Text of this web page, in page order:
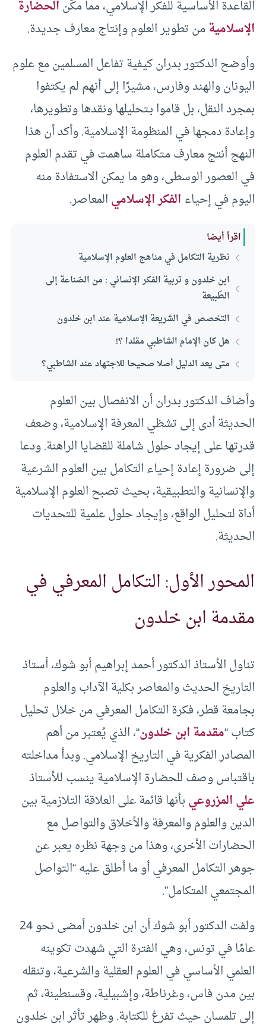
القاعدة الأساسية للفكر الإسلامي، مما مكّنالحضارة
الإسلاميةمن تطوير العلوم وإنتاج معارف جديدة.
وأوضح الدكتور بدران كيفية تفاعل المسلمين مع علوم
اليونان والهند وفارس، مشيرًا إلى أنهم لم يكتفوا
بمجرد النقل، بل قاموا بـتحليلها ونقدها وتطويرها،
وإعادة دمجها في المنظومة الإسلامية. وأكد أن هذا
النهج أنتج معارف متكاملة ساهمت في تقدم العلوم
في العصور الوسطى، وهو ما يمكن الاستفادة منه
اليوم في إحياءالفكر الإسلاميالمعاصر.
اقرأ أيضا
نظرية التكامل في مناهج العلوم الإسلامية
ابن خلدون و تربية الفكر الإنساني : من الصّناعة إلى
الطّبيعة
التخصص في الشريعة الإسلامية عند ابن خلدون
هل كان الإمام الشاطبي مقلدا ؟!
متى يعد الدليل أصلا صحيحا للاجتهاد عند الشاطبي؟
وأضاف الدكتور بدران أن الانفصال بين العلوم
الحديثة أدى إلى تشظي المعرفة الإسلامية، وضعف
قدرتها على إيجاد حلول شاملة للقضايا الراهنة. ودعا
إلى ضرورة إعادة إحياء التكامل بين العلوم الشرعية
والإنسانية والتطبيقية، بحيث تصبح العلوم الإسلامية
أداة لتحليل الواقع، وإيجاد حلول علمية للتحديات
الحديثة.
المحور الأول: التكامل المعرفي في
مقدمة ابن خلدون
تناول الأستاذ الدكتور أحمد إبراهيم أبو شوك، أستاذ
التاريخ الحديث والمعاصر بكلية الآداب والعلوم
بجامعة قطر، فكرة التكامل المعرفي من خلال تحليل
كتاب “مقدمة ابن خلدون“، الذي يُعتبر من أهم
المصادر الفكرية في التاريخ الإسلامي. وبدأ مداخلته
باقتباس وصف للحضارة الإسلامية ينسب للأستاذ
علي المزروعيبأنها قائمة على العلاقة التلازمية بين
الدين والعلوم والمعرفة والأخلاق والتواصل مع
الحضارات الأخرى، وهذا من وجهة نظره يعبر عن
جوهر التكامل المعرفي أو ما أطلق عليه “التواصل
المجتمعي المتكامل”.
ولفت الدكتور أبو شوك أن ابن خلدون أمضى نحو 24
عامًا في تونس، وهي الفترة التي شهدت تكوينه
العلمي الأساسي في العلوم العقلية والشرعية، وتنقله
بين مدن فاس، وغرناطة، وإشبيلية، وقسنطينة، ثم
إلى تلمسان حيث تفرغ للكتابة. وظهر تأثر ابن خلدون